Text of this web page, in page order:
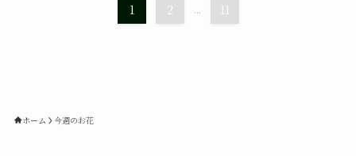
1 2 ... 11
ホーム 今週のお花